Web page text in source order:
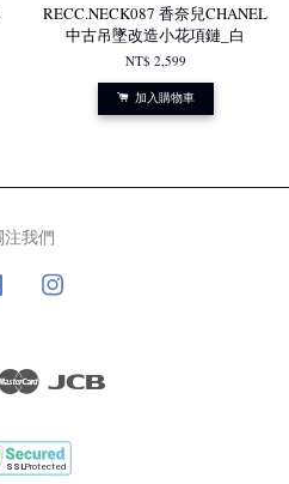
RECC.NECK087 香奈兒CHANEL
中古吊墜改造小花項鏈_白
NT$ 2,599
加入購物車
注我們
Facebook
Master